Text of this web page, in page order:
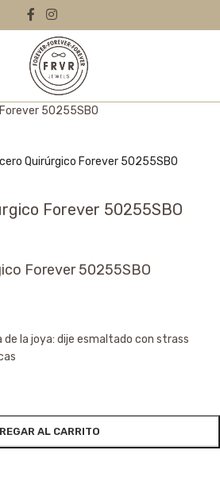
Quirúrgico Forever 50255SBO
Forever 50255SBO
Forever 50255SBO
la joya: dije esmaltado con strass
AL CARRITO